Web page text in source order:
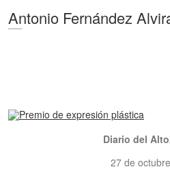
Antonio Fernández
Diario del
27 de